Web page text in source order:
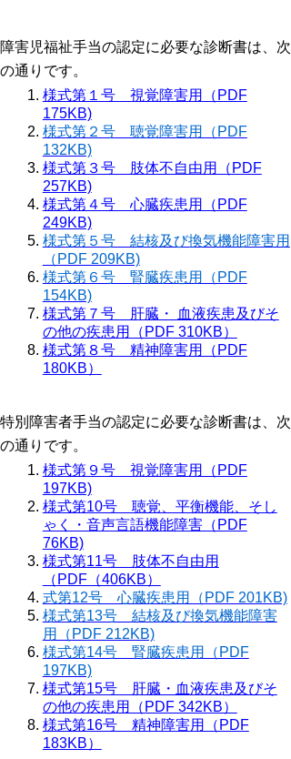
障害児福祉手当の認定に必要な診断書は、次
の通りです。
様式第１号 視覚障害用（PDF
175KB)
様式第２号 聴覚障害用（PDF
132KB)
様式第３号 肢体不自由用（PDF
257KB)
様式第４号 心臓疾患用（PDF
249KB)
様式第５号 結核及び換気機能障害用
（PDF 209KB)
様式第６号 腎臓疾患用（PDF
154KB)
様式第７号 肝臓・ 血液疾患及びそ
の他の疾患用（PDF 310KB）
様式第８号 精神障害用（PDF
180KB）
特別障害者手当の認定に必要な診断書は、次
の通りです。
様式第９号 視覚障害用（PDF
197KB)
様式第10号 聴覚、平衡機能、そし
ゃく・音声言語機能障害（PDF
76KB)
様式第11号 肢体不自由用
（ PDF（406KB）
式第12号 心臓疾患用（PDF 201KB)
様式第13号 結核及び換気機能障害
用（PDF 212KB)
様式第14号 腎臓疾患用（PDF
197KB)
様式第15号 肝臓・血液疾患及びそ
の他の疾患用（PDF 342KB）
様式第16号 精神障害用（PDF
183KB）